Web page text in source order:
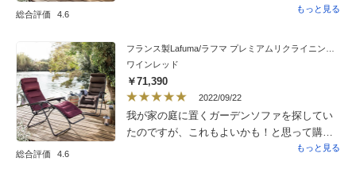
総合評価 4.6
て今回クーポンを利用してブルーを購入しま
最高。角度を変えるのにちょっとコツがいり
ましたがすぐに慣れました。一番深く倒すと
足が上がって身体が軽くなります。コンパク
トにたためてさほど重くもなく期待していた
とうりチェアです。
もっと見る
総合評価 4.6
ワインレッド
￥71,390
2022/09/22
我が家の庭に置くガーデンソファを探してい
たのですが、これもよいかも！と思って購入
しました。リクライニングも心地よく、さす
もっと見る